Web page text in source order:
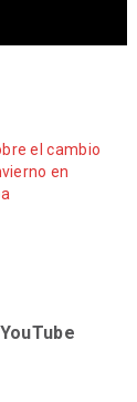
el cambio
en